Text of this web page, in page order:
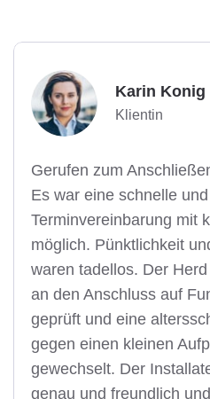
Karin Konig
Klientin
Gerufen zum
Es war eine schnelle
Terminvereinbarung mit
möglich. Pünktlichkeit
waren tadellos. Der
an den Anschluss auf
geprüft und eine
gegen einen kleinen
gewechselt. Der
genau und freundlich